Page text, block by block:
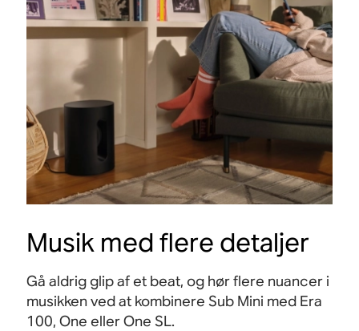
Musik med flere detaljer
Gå aldrig glip af et beat, og hør flere nuancer i
musikken ved at kombinere Sub Mini med Era
100, One eller One SL.